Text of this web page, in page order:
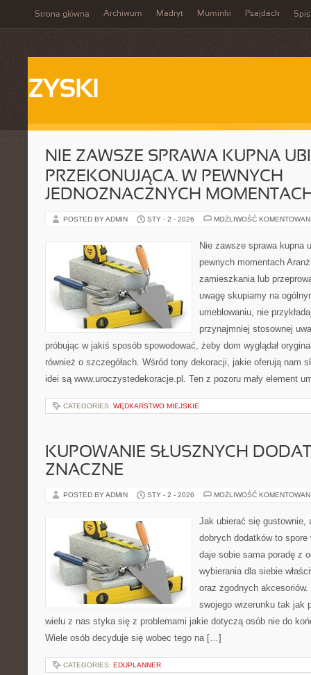
Strona główna Archiwum Madryt Muminki Psajdack Spis
ZYSKI
NIE ZAWSZE SPRAWA KUPNA
PRZEKONUJĄCA. W PEWNYCH
JEDNOZNACZNYCH
POSTED BY ADMIN STY - 2 - 2026 MOŻLIWOŚĆ
Nie zawsze sprawa kupna
pewnych momentach
zamieszkania lub
uwagę skupiamy na
umeblowaniu, nie
przynajmniej stosownej
próbując w jakiś sposób spowodować, żeby dom wyglądał
również o szczegółach. Wśród tony dekoracji, jakie oferują nam
idei są www.uroczystedekoracje.pl. Ten z pozoru mały element
CATEGORIES: WĘDKARSTWO MIEJSKIE
KUPOWANIE SŁUSZNYCH
ZNACZNE
POSTED BY ADMIN STY - 2 - 2026 MOŻLIWOŚĆ
Jak ubierać się gustownie,
dobrych dodatków to
daje sobie sama poradę z
wybierania dla siebie
oraz zgodnych
swojego wizerunku tak jak
wielu z nas styka się z problemami jakie dotyczą osób nie do
Wiele osób decyduje się wobec tego na […]
CATEGORIES: EDUPLANNER